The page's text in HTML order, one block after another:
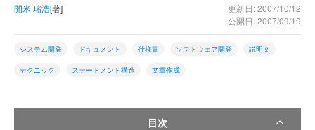
開米 瑞浩[著]
更新日: 2007/10/12
公開日: 2007/09/19
システム開発 ドキュメント 仕様書 ソフトウェア開発 説明文
テクニック ステートメント構造 文章作成
目次